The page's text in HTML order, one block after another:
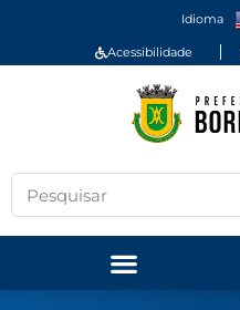
Idioma
Acessibilidade